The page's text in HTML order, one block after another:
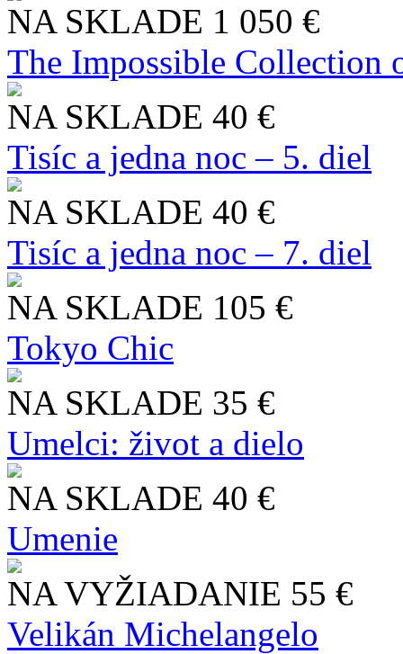
NA SKLADE 1 050 €
The Impossible Collection
NA SKLADE 40 €
Tisíc a jedna noc – 5. diel
NA SKLADE 40 €
Tisíc a jedna noc – 7. diel
NA SKLADE 105 €
Tokyo Chic
NA SKLADE 35 €
Umelci: život a dielo
NA SKLADE 40 €
Umenie
NA VYŽIADANIE 55 €
Velikán Michelangelo